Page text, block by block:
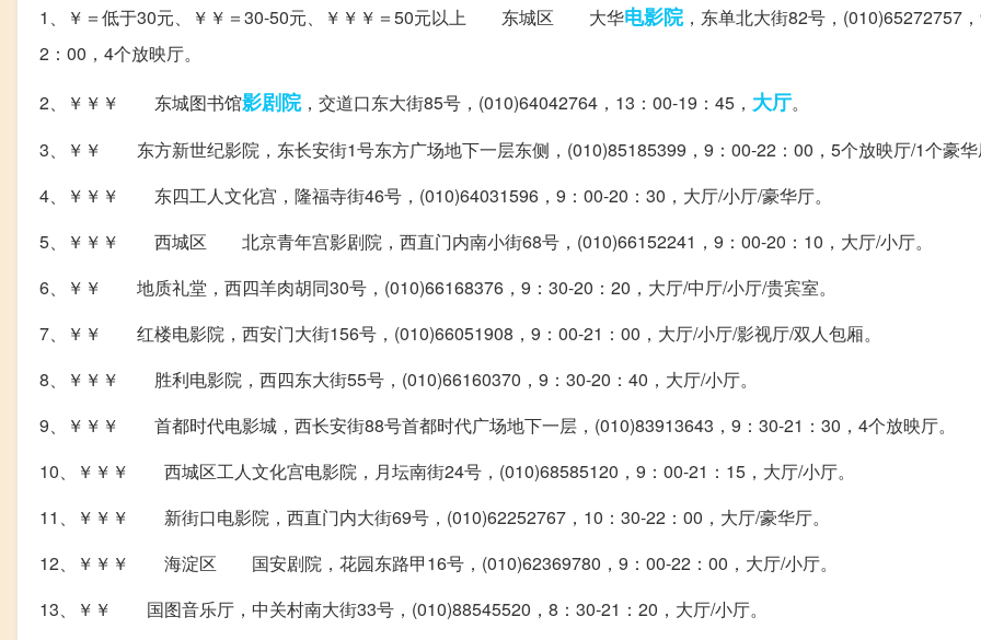
1、￥＝低于30元、￥￥＝30-50元、￥￥￥＝50元以上 东城区 大华电影院，东单北大街82号，(010)65272757
2：00，4个放映厅。
2、￥￥￥ 东城图书馆影剧院，交道口东大街85号，(010)64042764，13：00-19：45， 大厅。
3、￥￥ 东方新世纪影院，东长安街1号东方广场地下一层东侧，(010)85185399，9：00-22：00，5个放映厅/1个豪
4、￥￥￥ 东四工人文化宫，隆福寺街46号，(010)64031596，9：00-20：30，大厅/小厅/豪华厅。
5、￥￥￥ 西城区 北京青年宫影剧院，西直门内南小街68号，(010)66152241，9：00-20：10，大厅/小厅。
6、￥￥ 地质礼堂，西四羊肉胡同30号，(010)66168376，9：30-20：20，大厅/中厅/小厅/贵宾室。
7、￥￥ 红楼电影院，西安门大街156号，(010)66051908，9：00-21：00，大厅/小厅/影视厅/双人包厢。
8、￥￥￥ 胜利电影院，西四东大街55号，(010)66160370，9：30-20：40，大厅/小厅。
9、￥￥￥ 首都时代电影城，西长安街88号首都时代广场地下一层，(010)83913643，9：30-21：30，4个放映厅。
10、￥￥￥ 西城区工人文化宫电影院，月坛南街24号，(010)68585120，9：00-21：15，大厅/小厅。
11、￥￥￥ 新街口电影院，西直门内大街69号，(010)62252767，10：30-22：00，大厅/豪华厅。
12、￥￥￥ 海淀区 国安剧院，花园东路甲16号，(010)62369780，9：00-22：00，大厅/小厅。
13、￥￥ 国图音乐厅，中关村南大街33号，(010)88545520，8：30-21：20，大厅/小厅。